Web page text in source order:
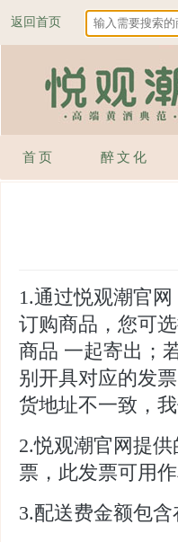
返回首页
首页 醉文化
1.通过悦观潮官网
订购商品，您可
商品 一起寄出；
别开具对应的发
货地址不一致，
2.悦观潮官网提
票，此发票可用
3.配送费金额包含